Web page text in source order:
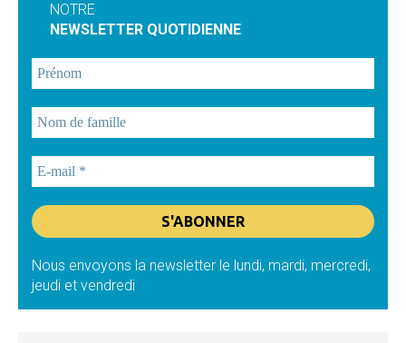
NOTRE
NEWSLETTER QUOTIDIENNE
Nous envoyons la newsletter le lundi, mardi, mercredi,
jeudi et vendredi